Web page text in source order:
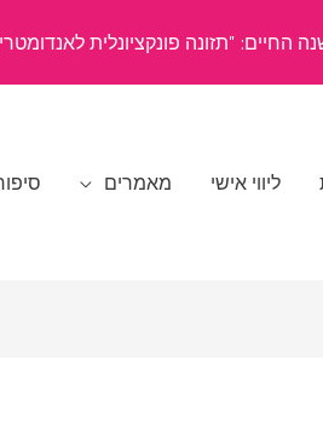
"תזונה פונקציונלית לאנדומטריוזיס",
ליווי אישי מאמרים